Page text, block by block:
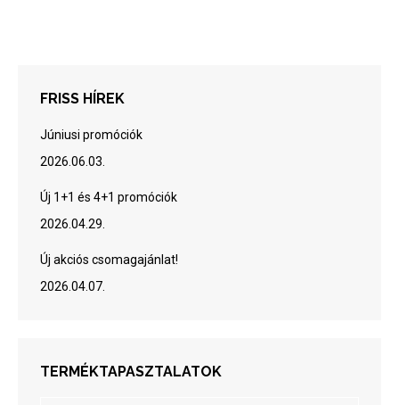
FRISS HÍREK
Júniusi promóciók
2026.06.03.
Új 1+1 és 4+1 promóciók
2026.04.29.
Új akciós csomagajánlat!
2026.04.07.
TERMÉKTAPASZTALATOK